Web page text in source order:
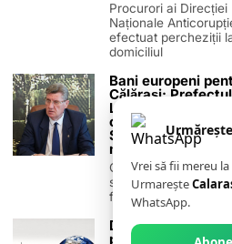
13 februarie 2026
Proiectul de 400 de milioane de
canalizare, confirmat definitiv
reacționează după acuzațiile că
TERMENI ȘI CONDIȚII
PUBLICITATE ONLINE & TIPĂRITĂ
ZIARUL ANUNȚUL
Vrei să fii mereu
Urmarește
WhatsApp.
Procurori ai Direcției
Naționale
efectuat percheziții
domiciliul
Bani europeni
Călărași: Prefectul
Laurențiu State
colaborarea cu
Sud-Muntenia
noi finanțări
Călărașul se
să intre pe harta
finanțărilor europene,
Două cutremure
produs în